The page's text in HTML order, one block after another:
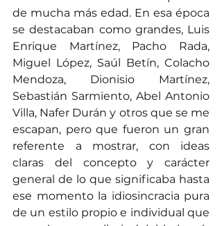
de mucha más edad. En esa época
se destacaban como grandes, Luis
Enrique Martínez, Pacho Rada,
Miguel López, Saúl Betín, Colacho
Mendoza, Dionisio Martínez,
Sebastián Sarmiento, Abel Antonio
Villa, Nafer Durán y otros que se me
escapan, pero que fueron un gran
referente a mostrar, con ideas
claras del concepto y carácter
general de lo que significaba hasta
ese momento la idiosincracia pura
de un estilo propio e individual que